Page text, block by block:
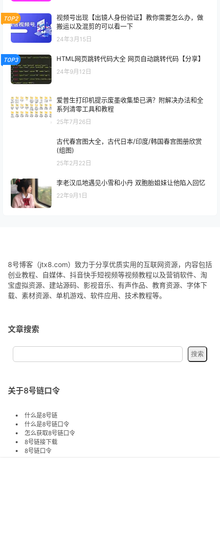
TOP2
视频号出现【出镜人身份验证】教你需要怎么办，做
搬运以及混剪的可以看一下
24年3月15日
TOP3 HTML网页跳转代码大全 网页自动跳转代码【分享】
24年9月12日
爱普生打印机提示废墨收集垫已满？附解决办法和全
系列清零工具和教程
25年7月26日
古代春宫图大全，古代日本/印度/韩国春宫图册欣赏
(组图)
25年2月22日
李老汉瓜地遇见小雪和小丹 双胞胎姐妹让他陷入回忆
22年9月1日
8号博客（jtx8.com）致力于分享优质实用的互联网资源，内容包括
创业教程、自媒体、抖音快手短视频等视频教程以及营销软件、淘
宝虚拟资源、建站源码、影视音乐、有声作品、教育资源、字体下
载、素材资源、单机游戏、软件应用、技术教程等。
文章搜索
关于8号链口令
什么是8号链
什么是8号链口令
怎么获取8号链口令
8号链接下载
8号链口令